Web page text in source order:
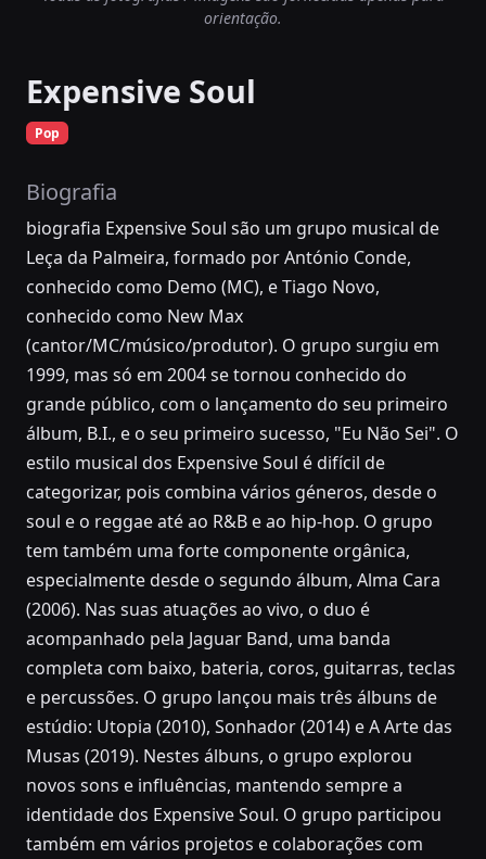
orientação.
Expensive Soul
Pop
Biografia
biografia Expensive Soul são um grupo musical de
Leça da Palmeira, formado por António Conde,
conhecido como Demo (MC), e Tiago Novo,
conhecido como New Max
(cantor/MC/músico/produtor). O grupo surgiu em
1999, mas só em 2004 se tornou conhecido do
grande público, com o lançamento do seu primeiro
álbum, B.I., e o seu primeiro sucesso, "Eu Não Sei". O
estilo musical dos Expensive Soul é difícil de
categorizar, pois combina vários géneros, desde o
soul e o reggae até ao R&B e ao hip-hop. O grupo
tem também uma forte componente orgânica,
especialmente desde o segundo álbum, Alma Cara
(2006). Nas suas atuações ao vivo, o duo é
acompanhado pela Jaguar Band, uma banda
completa com baixo, bateria, coros, guitarras, teclas
e percussões. O grupo lançou mais três álbuns de
estúdio: Utopia (2010), Sonhador (2014) e A Arte das
Musas (2019). Nestes álbuns, o grupo explorou
novos sons e influências, mantendo sempre a
identidade dos Expensive Soul. O grupo participou
também em vários projetos e colaborações com